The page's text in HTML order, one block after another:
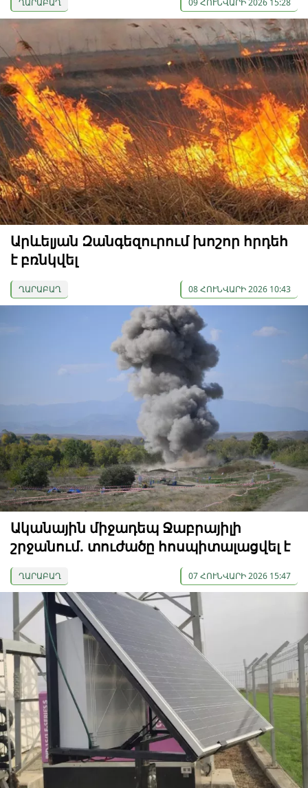
Արևելյան Զանգեզուրում խոշոր հրդեհ
է բռնկվել
ՂԱՐԱԲԱՂ 08 ՀՈՒՆՎԱՐԻ 2026 10:43
Ականային միջադեպ Ջաբրայիլի
շրջանում. տուժածը հոսպիտալացվել է
ՂԱՐԱԲԱՂ 07 ՀՈՒՆՎԱՐԻ 2026 15:47